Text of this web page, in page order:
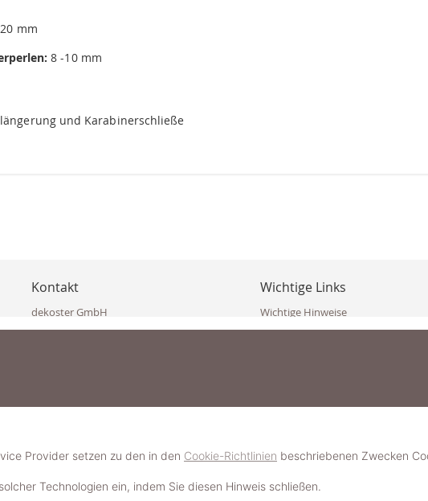
mm
8 -10 mm
und Karabinerschließe
Kontakt
dekoster GmbH
Eisenkappler Str. 10
+43 677 623 47 410 (WhatsApp)
Wichtige Links
Wichtige Hinweise
Häufig gestellte Fragen (FAQ)
Impressum
Schmuckerlebnis / Schmuckparty
Schmuck- & Styleguide werden
Provider setzen zu den in den Cookie-Richtlinien beschriebenen Zwecken
Technologien ein, indem Sie diesen Hinweis schließen.